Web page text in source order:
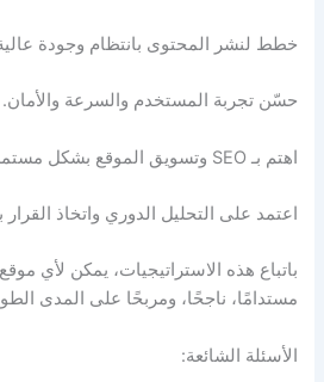
خطط لنشر المحتوى بانتظام وجودة
حسّن تجربة المستخدم والسرعة والأمان.
اهتم بـ SEO وتسويق الموقع بشكل مستمر.
اعتمد على التحليل الدوري واتخاذ القرار
باتباع هذه الاستراتيجيات، يمكن لأي
مستدامًا، ناجحًا، ومربحًا على المدى
الأسئلة الشائعة: